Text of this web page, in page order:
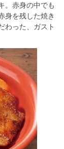
。赤身の中でも
身を残した焼き
わった、ガスト